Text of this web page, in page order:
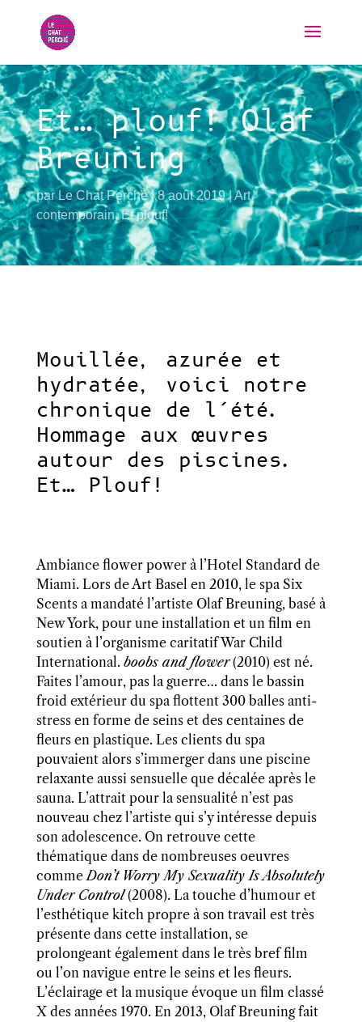
Et… plouf! Olaf
Breuning
parLe Chat Perché 8 août 2019
Art
contemporain,Et plouf!
Mouillée, azurée et
hydratée, voici notre
chronique de l’été.
Hommage aux œuvres
autour des piscines.
Et… Plouf!
Ambiance flower power à l’Hotel Standard de
Miami. Lors de Art Basel en 2010, le spa Six
Scents a mandaté l’artiste Olaf Breuning, basé à
New York, pour une installation et un film en
soutien à l’organisme caritatifWar Child
International. boobs and flower(2010) est né.
Faites l’amour, pas la guerre… dans le bassin
froid extérieur du spa flottent 300 balles anti-
stress en forme de seins et des centaines de
fleursen plastique. Les clients du spa
pouvaient alors s’immerger dans une piscine
relaxante aussi sensuelle que décaléeaprès le
sauna. L’attrait pour la sensualité n’est pas
nouveau chez l’artiste qui s’y intéresse depuis
son adolescence. On retrouve cette
thématique dans de nombreusesoeuvres
commeDon’t Worry My Sexuality Is Absolutely
Under Control(2008). La touche d’humour et
l’esthétique kitch propre à son travail est très
présente dans cette installation, se
prolongeant également dans le très bref film
ou l’on navigue entre le seins et les fleurs.
L’éclairage et la musique évoque un film classé
X des années 1970. En 2013, Olaf Breuningfait